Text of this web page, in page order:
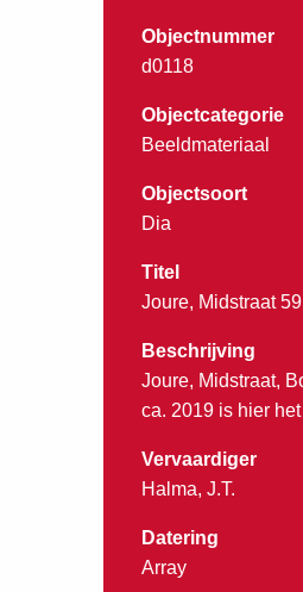
Objectnummer
d0118
Objectcategorie
Beeldmateriaal
Objectsoort
Dia
Titel
Joure, Midstraat
Beschrijving
Joure, Midstraat,
ca. 2019 is hier
Vervaardiger
Halma, J.T.
Datering
Array